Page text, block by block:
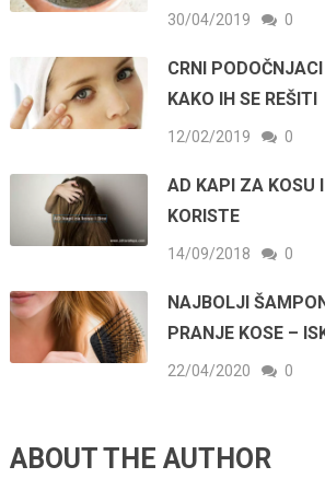
30/04/2019 0
CRNI
KAKO IH SE REŠITI
12/02/2019 0
AD KAPI ZA KOSU
KORISTE
14/09/2018 0
NAJBOLJI
PRANJE KOSE –
22/04/2020 0
ABOUT THE AUTHOR